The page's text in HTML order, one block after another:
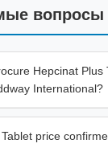
вопросы
Hepcinat Plus
International?
price